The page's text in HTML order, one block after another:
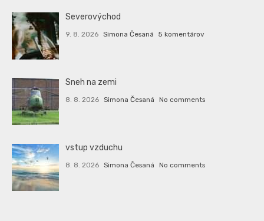
Severovýchod
9. 8. 2026 Simona Česaná 5 komentárov
Sneh na zemi
8. 8. 2026 Simona Česaná No comments
vstup vzduchu
8. 8. 2026 Simona Česaná No comments